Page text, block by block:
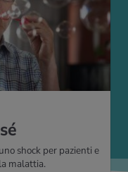
shock per pazienti e
malattia.